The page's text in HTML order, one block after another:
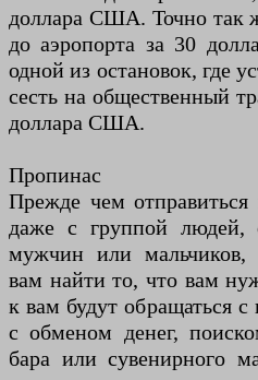
доллара США. Точно так
до аэропорта за 30
одной из остановок, где
сесть на общественный
доллара США.
Пропинас
Прежде чем
даже с группой людей,
мужчин или мальчиков,
вам найти то, что вам
к вам будут обращаться
с обменом денег,
бара или сувенирного